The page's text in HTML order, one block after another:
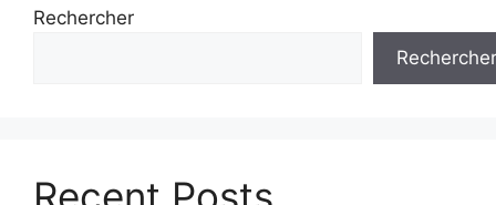
Rechercher
Rechercher